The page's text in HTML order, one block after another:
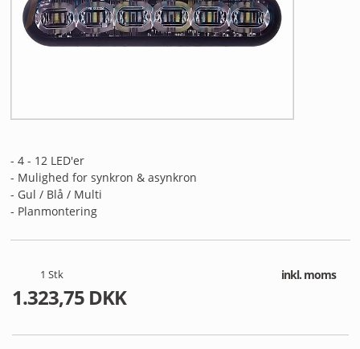
FORSIDE
NYHEDER
RMA
HANDELSBETINGELSER
MIN PROFIL
- 4 - 12 LED'er
- Mulighed for synkron & asynkron
- Gul / Blå / Multi
- Planmontering
1 Stk inkl. moms
1.323,75 DKK